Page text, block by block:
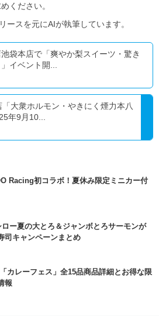
ください。
スを元にAIが執筆しています。
袋本店で「爽やか梨スイーツ・驚き
イベント開...
大衆ホルモン・やきにく煙力本八
年9月10...
Racing初コラボ！夏休み限定ミニカー付
ー夏の大とろ＆ジャンボとろサーモンが
司キャンペーンまとめ
カレーフェス」全15品商品詳細とお得な限
報